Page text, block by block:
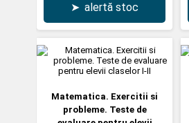
➤ alertă stoc
Matematica. Exercitii si
probleme. Teste de